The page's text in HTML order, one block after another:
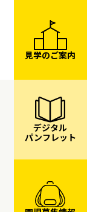
見学のご案内
デジタル
パンフレット